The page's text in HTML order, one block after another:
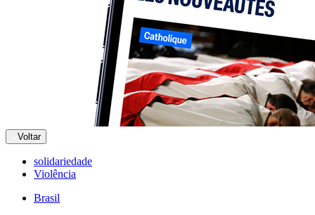
Voltar
solidariedade
Violência
Brasil